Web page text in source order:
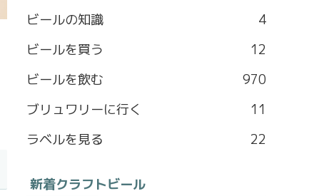
b
o
o
k
t
a
g
r
a
M
ビールの知識
4
ビールを買う
12
ビールを飲む
970
ブリュワリーに行く
11
ラベルを見る
22
新着クラフトビール